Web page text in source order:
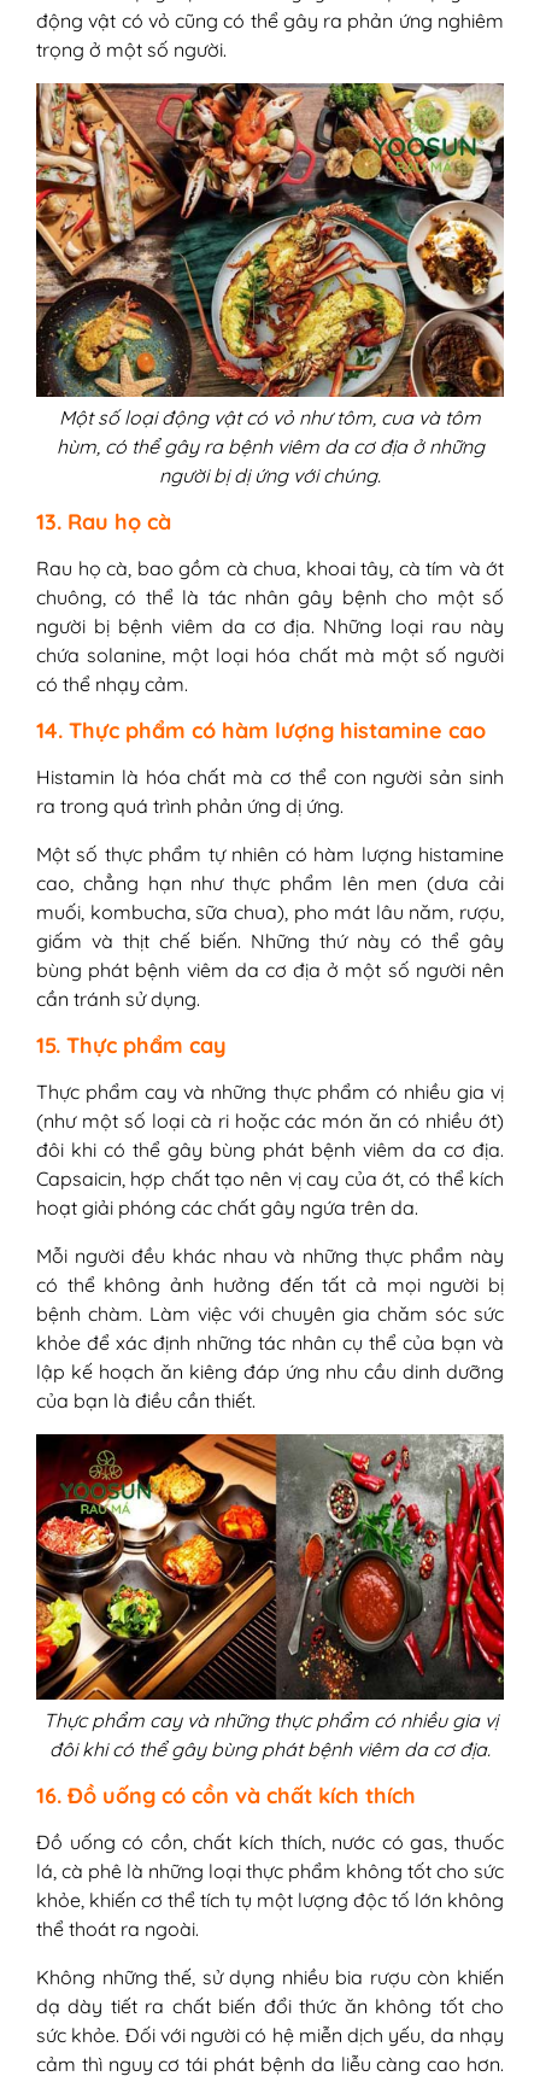
động vật có vỏ cũng có thể gây ra phản ứng nghiêm
trọng ở một số người.
Một số loại động vật có vỏ như tôm, cua và tôm
hùm, có thể gây ra bệnh viêm da cơ địa ở những
người bị dị ứng với chúng.
13. Rau họ cà
Rau họ cà, bao gồm cà chua, khoai tây, cà tím và ớt
chuông, có thể là tác nhân gây bệnh cho một số
người bị bệnh viêm da cơ địa. Những loại rau này
chứa solanine, một loại hóa chất mà một số người
có thể nhạy cảm.
14. Thực phẩm có hàm lượng histamine cao
Histamin là hóa chất mà cơ thể con người sản sinh
ra trong quá trình phản ứng dị ứng.
Một số thực phẩm tự nhiên có hàm lượng histamine
cao, chẳng hạn như thực phẩm lên men (dưa cải
muối, kombucha, sữa chua), pho mát lâu năm, rượu,
giấm và thịt chế biến. Những thứ này có thể gây
bùng phát bệnh viêm da cơ địa ở một số người nên
cần tránh sử dụng.
15. Thực phẩm cay
Thực phẩm cay và những thực phẩm có nhiều gia vị
(như một số loại cà ri hoặc các món ăn có nhiều ớt)
đôi khi có thể gây bùng phát bệnh viêm da cơ địa.
Capsaicin, hợp chất tạo nên vị cay của ớt, có thể kích
hoạt giải phóng các chất gây ngứa trên da.
Mỗi người đều khác nhau và những thực phẩm này
có thể không ảnh hưởng đến tất cả mọi người bị
bệnh chàm. Làm việc với chuyên gia chăm sóc sức
khỏe để xác định những tác nhân cụ thể của bạn và
lập kế hoạch ăn kiêng đáp ứng nhu cầu dinh dưỡng
của bạn là điều cần thiết.
Thực phẩm cay và những thực phẩm có nhiều gia vị
đôi khi có thể gây bùng phát bệnh viêm da cơ địa.
16. Đồ uống có cồn và chất kích thích
Đồ uống có cồn, chất kích thích, nước có gas, thuốc
lá, cà phê là những loại thực phẩm không tốt cho sức
khỏe, khiến cơ thể tích tụ một lượng độc tố lớn không
thể thoát ra ngoài.
Không những thế, sử dụng nhiều bia rượu còn khiến
dạ dày tiết ra chất biến đổi thức ăn không tốt cho
sức khỏe. Đối với người có hệ miễn dịch yếu, da nhạy
cảm thì nguy cơ tái phát bệnh da liễu càng cao hơn.